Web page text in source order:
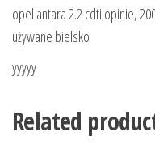
opel antara 2.2 cdti opinie,
używane bielsko
yyyyy
Related